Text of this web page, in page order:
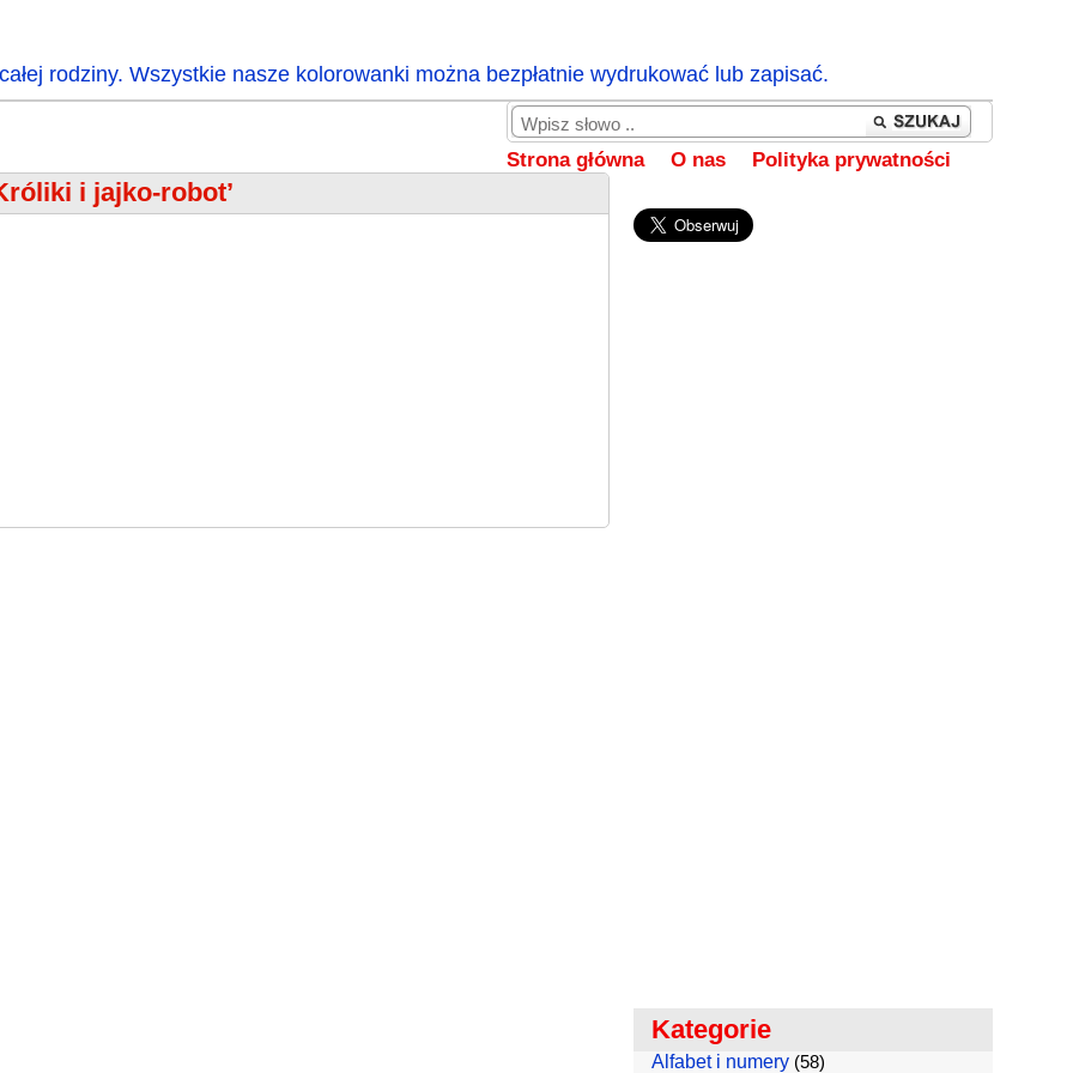
rodziny. Wszystkie nasze kolorowanki można bezpłatnie wydrukować lub zapisać.
Strona główna O nas Polityka prywatności
i jajko-robot’
Kategorie
Alfabet i numery(58)